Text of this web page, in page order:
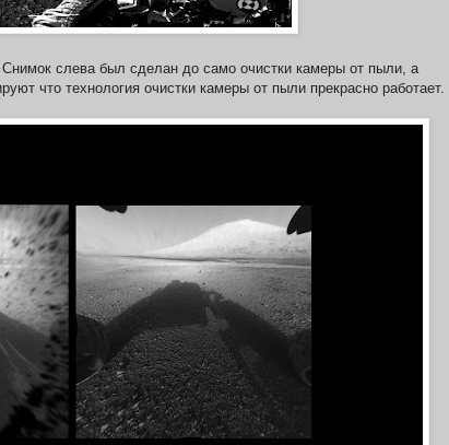
слева был сделан до само очистки камеры от пыли, а
что технология очистки камеры от пыли прекрасно работает.